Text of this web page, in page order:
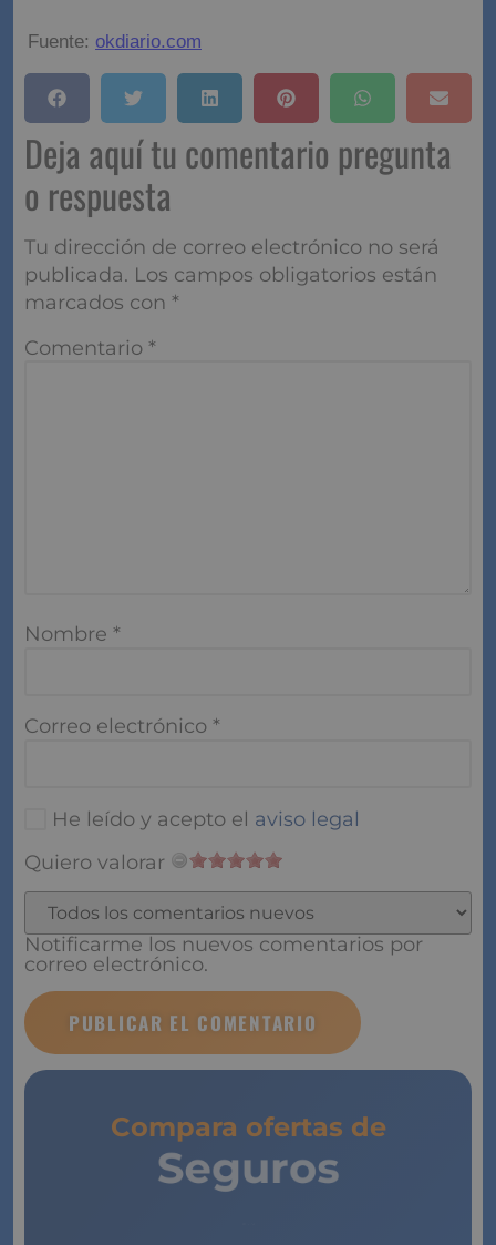
Fuente: okdiario.com
Deja aquí tu comentario pregunta
o respuesta
Tu dirección de correo electrónico no será
publicada. Los campos obligatorios están
marcados con *
Comentario *
Nombre *
Correo electrónico *
He leído y acepto el aviso legal
Quiero valorar
Notificarme los nuevos comentarios por
correo electrónico.
Compara ofertas de
Seguros